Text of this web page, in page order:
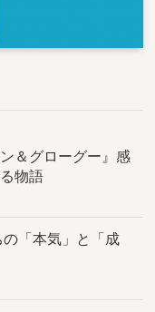
＆グローグー』感
物語
の「本気」と「成